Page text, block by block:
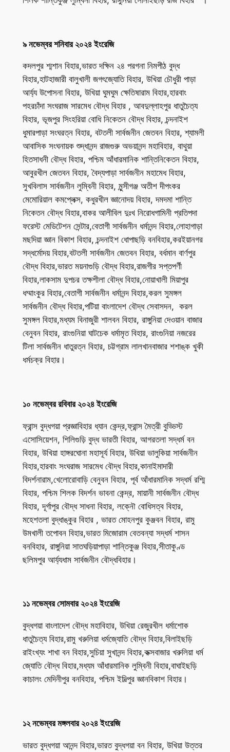
৯ নভেম্বর শনিবার ২০২৪ ইংরেজি
কদলপুর শ্মশান বিহার,ভারত দক্ষিন ২৪ পরগনা নিমপীঠ বুদ্ধ
বিহার,হাটহাজারী বালুখালী জগৎজ্যোতি বিহার, উখিয়া চৌধুরী পাড়া
আৰ্য্য উপোসনা বিহার, উখিয়া ঘুমঘুম ক্ষেতিষারাম বিহার,হারবাং
পহরচাঁদা সংঘরাজ সারমেধ বৌদ্ধ বিহার , আবদুল্লাহপুর ধাতুচৈত্য
বিহার, ভূজপুর সিংহরিয়া বোধি নিকেতন বৌদ্ধ বিহার, চন্দনাইশ
ধুমারপাড়া সংঘরত্ন বিহার, বটতলী সার্বজনীন জেতবন বিহার, শ্যামলী
আবাসিক সংঘনায়ক শুদ্ধানন্দ রাজগুরু অভয়ানন্দ মহাবিহার, বাথুয়া
হিতসাধনী বৌদ্ধ বিহার, পশ্চিম আঁধারমানিক শান্তিনিকেতন বিহার,
আবুরখীল জেতবন বিহার, বৈদ্যপাড়া সার্বজনীন মহামেধ বিহার,
সুখবিলাস সার্বজনীন লুম্বিনী বিহার, মুন্সীগঞ্জ অতীশ দীপংকর
মেমোরিয়াল কমপ্লেক্স, কধুরখীল জ্ঞানোদয় বিহার, দমদমা শান্তি
নিকেতন বৌদ্ধ বিহার,বাকর আলীবিল দুঃখ নিরোধগামিনী প্রতিপদা
ফরেস্ট মেডিটেশন সেন্টার,বেতাগী সার্বজনীন ধর্মানন্দ বিহার,লোহাগাড়া
মছদিয়া জ্ঞান বিকাশ বিহার, চন্দনাইশ ধোপাছড়ি বনবিহার,করইয়ানগর
সদ্ধর্মোদয় বিহার,বটতলী সার্বজনীন জেতবন বিহার, বর্ধমান বার্ণপুর
বৌদ্ধ বিহার,ভারত ময়নাগুড়ি বৌদ্ধ বিহার,রাজগীর সপ্তপর্ণী
বিহার,লাকসাম দুপচর তক্ষশীলা বৌদ্ধ বিহার,নোয়াখালী মিয়াপুর
ধম্মাংকুর বিহার,বেতাগী সার্বজনীন ধর্মানন্দ বিহার,করল সুমঙ্গল
সার্বজনীন বৌদ্ধ বিহার,পটিয়া বাংলাদেশ বৌদ্ধ সেবাসদন, করল
সুমঙ্গল বিহার,মধ্যম বিনাজুরী শালবন বিহার, রাঙ্গুনিয়া দেওয়ান বাজার
বেনুবন বিহার, রাংগুনিয়া ঘাটচেক ধর্মামৃত বিহার, রাংগুনিয়া নজরের
টিলা সার্বজনীন ধাতুরত্ন বিহার, চট্টগ্রাম লালখানবাজার শশাঙ্ক খুকী
ধর্মচক্র বিহার।
১০ নভেম্বর রবিবার ২০২৪ ইংরেজি
ফ্রান্স বুদ্ধগয়া প্রজ্ঞাবিহার ধ্যান কেন্দ্র,ফ্রান্স মৈত্রী বুড্ডিস্ট
এসোসিয়েশন, শিলিগুড়ি বুদ্ধ ভারতী বিহার, আগরতলা সদ্ধর্ম বন
বিহার, উখিয়া হাঙ্গরঘোনা মহাসূর্য বিহার, উখিয়া ভালুকিয়া সার্বজনীন
বিহার,হারবাং সংঘরাজ সারমেধ বৌদ্ধ বিহার,কানাইমাদারী
বিদর্শনারাম,খেলোরোবাড়ি বেনুবন বিহার, পূর্ব আঁধারমানিক সদ্ধর্ম রশ্মি
বিহার, পশ্চিম শিলক বিদর্শন ভাবনা কেন্দ্র, মায়ানী সার্বজনীন বৌদ্ধ
বিহার, দূর্গাপুর বৌদ্ধ সাধনা বিহার, লক্নৌ বোধিসত্ব বিহার,
মহেশতলা বুদ্ধাঙ্কুর বিহার , ভারত মোহনপুর কুঞ্জবন বিহার, রামু
উমখালী তপোবন বিহার,ভারত মিজোরাম বেতবন্যা সদ্ধর্ম শাসন
বনবিহার, রাঙ্গুনিয়া সাতঘড়িয়াপাড়া শান্তিকুঞ্জ বিহার,সীতাকুণ্ড
ছলিমপুর আর্য্যধাম সার্বজনীন বৌদ্ধবিহার।
১১ নভেম্বর সোমবার ২০২৪ ইংরেজি
বুদ্ধগয়া বাংলাদেশ বৌদ্ধ মহাবিহার, উখিয়া রেজুরখীল ধর্মাশোক
ধাতুচৈত্য বিহার,রামু খরুলিয়া ধর্মজ্যোতি বৌদ্ধ বিহার,বিলাইছড়ি
রাইংখ্যং শাখা বন বিহার,সুচিয়া সুখানন্দ বিহার,কক্সবাজার খরুলিয়া ধর্ম
জ্যোতি বৌদ্ধ বিহার,মধ্যম আঁধারমানিক লুম্বিনী বিহার,বাঘাইছড়ি
কাচালং মেদিনীপুর বনবিহার, পশ্চিম ইদিল্পুর জ্ঞানবিকাশ বিহার।
১২ নভেম্বর মঙ্গলবার ২০২৪ ইংরেজি
ভারত বুদ্ধগয়া আনন্দ বিহার,ভারত বুদ্ধগয়া বন বিহার, উখিয়া উত্তর